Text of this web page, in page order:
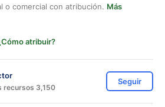
o comercial con atribución. Más
atribuir?
recursos 3,150
Seguir